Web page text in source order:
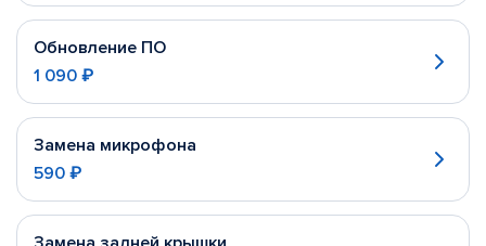
Обновление ПО
1 090 ₽
Замена микрофона
590 ₽